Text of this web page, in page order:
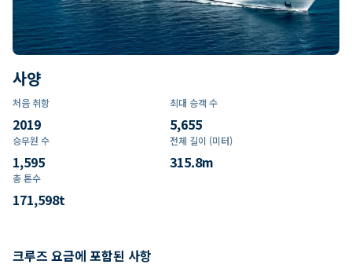
사양
처음 취항
2019
최대 승객 수
5,655
승무원 수
1,595
전체 길이 (미터)
315.8m
총 톤수
171,598t
크루즈 요금에 포함된 사항